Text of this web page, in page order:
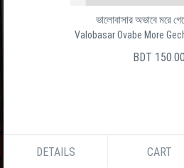
ভালোবাসার অভাবে মরে
Valobasar Ovabe More
BDT 150.00
DETAILS CART